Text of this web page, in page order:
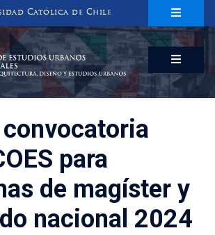
Católica de Chile
ESTUDIOS URBANOS
DISEÑO Y ESTUDIOS URBANOS
para
de magíster y
nacional 2024